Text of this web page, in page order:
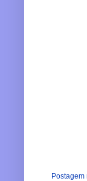
Postagem